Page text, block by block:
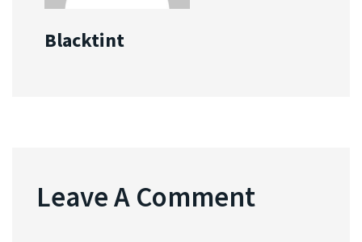
Blacktint
Leave A Comment